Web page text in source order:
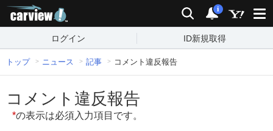
検索 通知
i
ログイン ID新規取得
トップ ニュース 記事 コメント違反報告
コメント違反報告
*の表示は必須入力項目です。